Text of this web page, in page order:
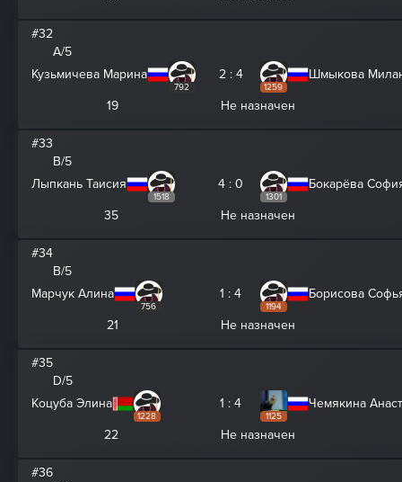
#32
A/5
Кузьмичева Марина
792
2 : 4
1259
Шмыкова
19 Не назначен
#33
B/5
Лыпкань Таисия
1518
4 : 0
1301
Бокарёва
35 Не назначен
#34
B/5
Марчук Алина
756
1 : 4
1194
Борисова
21 Не назначен
#35
D/5
Коцуба Элина
1228
1 : 4
1125
Чемякина
22 Не назначен
#36